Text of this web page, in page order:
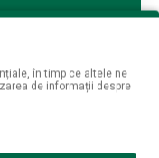
în timp ce altele ne
de informații despre